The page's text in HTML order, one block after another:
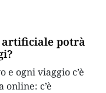
artificiale potrà
ogni viaggio c’è
c’è